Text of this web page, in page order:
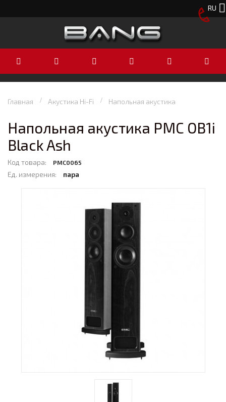
RU
Главная Акустика Hi-Fi Напольная акустика
Напольная акустика PMC OB1i
Black Ash
Код товара: PMC0065
Ед. измерения: пара